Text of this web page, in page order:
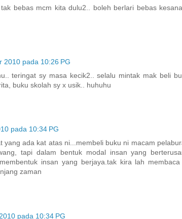
bebas mcm kita dulu2.. boleh berlari bebas
2010 pada 10:26 PG
teringat sy masa kecik2.. selalu mintak mak beli
buku skolah sy x usik.. huhuhu
pada 10:34 PG
yang ada kat atas ni...membeli buku ni macam
tapi dalam bentuk modal insan yang
insan yang berjaya.tak kira lah
zaman
pada 10:34 PG